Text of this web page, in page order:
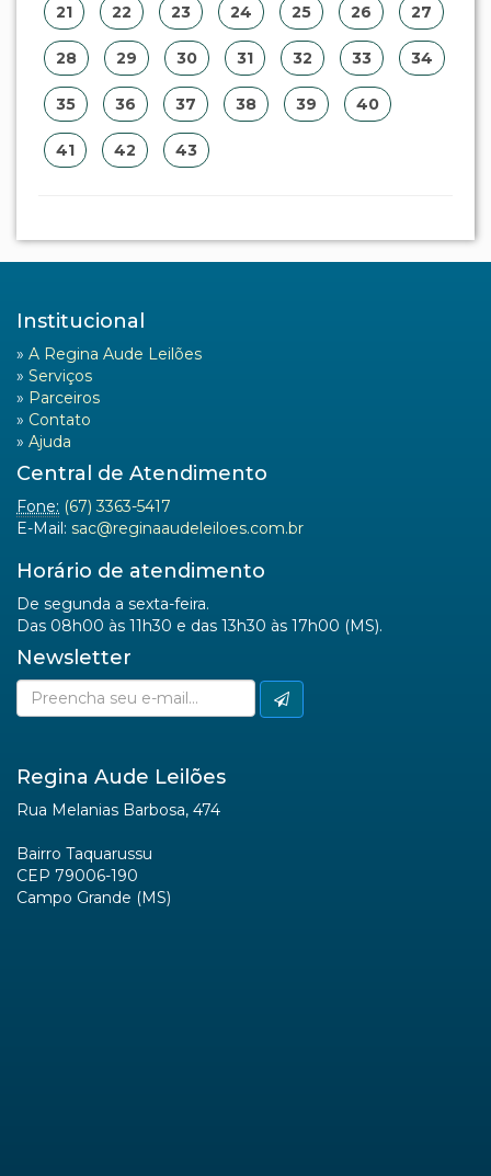
21 22 23 24 25 26 27
28 29 30 31 32 33 34
35 36 37 38 39 40
41 42 43
Institucional
» A Regina Aude Leilões
» Serviços
» Parceiros
» Contato
» Ajuda
Central de Atendimento
Fone: (67) 3363-5417
E-Mail: sac@reginaaudeleiloes.com.br
Horário de atendimento
De segunda a sexta-feira.
Das 08h00 às 11h30 e das 13h30 às 17h00 (MS).
Newsletter
Regina Aude Leilões
Rua Melanias Barbosa, 474
Bairro Taquarussu
CEP 79006-190
Campo Grande (MS)